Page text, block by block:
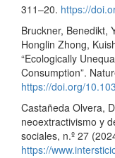
311–20. https://
Bruckner, Benedikt,
Honglin Zhong,
“Ecologically
Consumption”.
https://doi.org/
Castañeda Olvera,
neoextractivismo y
sociales, n.º 27
https://